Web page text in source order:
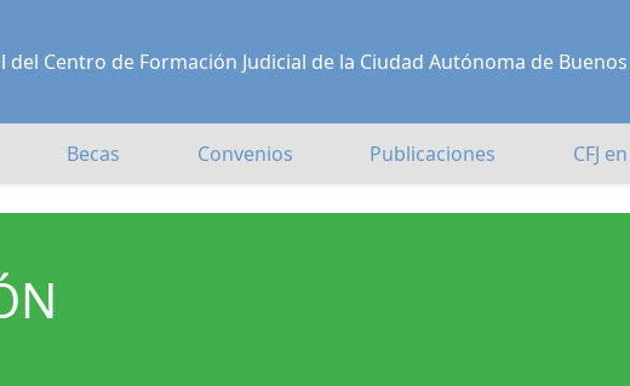
del Centro de Formación Judicial de la Ciudad Autónoma de
Becas Convenios Publicaciones CFJ